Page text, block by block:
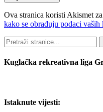
Ova stranica koristi Akismet
kako se obrađuju podaci vaših
Pretraži
Kuglačka rekreativna liga
Istaknute vijesti: